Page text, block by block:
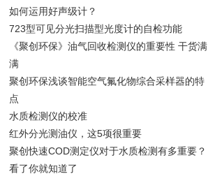
如何运用好声级计？
723型可见分光扫描型光度计的自检功能
《聚创环保》油气回收检测仪的重要性 干货满
满
聚创环保浅谈智能空气氟化物综合采样器的特
点
水质检测仪的校准
红外分光测油仪，这5项很重要
聚创快速COD测定仪对于水质检测有多重要？
看了你就知道了